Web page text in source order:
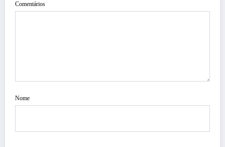
Comentários
Nome